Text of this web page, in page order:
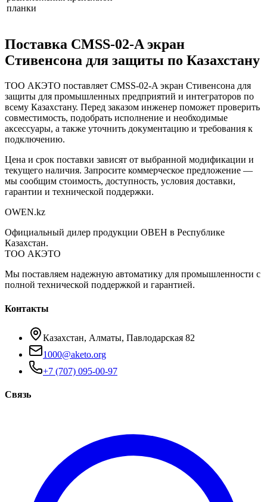
планки
Поставка CMSS-02-A экран
Стивенсона для защиты по Казахстану
ТОО АКЭТО поставляет CMSS-02-A экран Стивенсона для
защиты для промышленных предприятий и интеграторов по
всему Казахстану. Перед заказом инженер поможет проверить
совместимость, подобрать исполнение и необходимые
аксессуары, а также уточнить документацию и требования к
подключению.
Цена и срок поставки зависят от выбранной модификации и
текущего наличия. Запросите коммерческое предложение —
мы сообщим стоимость, доступность, условия доставки,
гарантии и технической поддержки.
OWEN.kz
Официальный дилер продукции ОВЕН в Республике
Казахстан.
ТОО АКЭТО
Мы поставляем надежную автоматику для промышленности с
полной технической поддержкой и гарантией.
Контакты
Казахстан, Алматы, Павлодарская 82
1000@aketo.org
+7 (707) 095-00-97
Связь